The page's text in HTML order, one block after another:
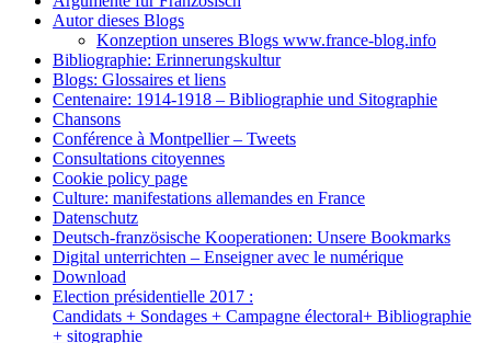
Autor dieses Blogs
Konzeption unseres Blogs www.france-blog.info
Bibliographie: Erinnerungskultur
Blogs: Glossaires et liens
Centenaire: 1914-1918 – Bibliographie und Sitographie
Chansons
Conférence à Montpellier – Tweets
Consultations citoyennes
Cookie policy page
Culture: manifestations allemandes en France
Datenschutz
Deutsch-französische Kooperationen: Unsere Bookmarks
Digital unterrichten – Enseigner avec le numérique
Download
Election présidentielle 2017 :
Candidats + Sondages + Campagne électoral+ Bibliographie
+ sitographie